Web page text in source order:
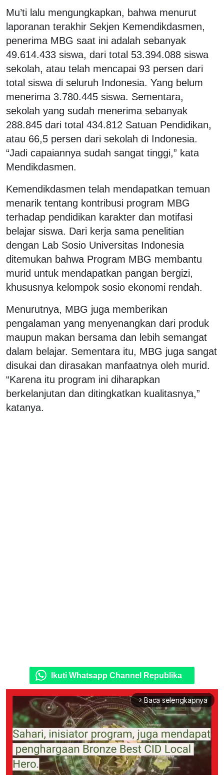
Mu’ti lalu mengungkapkan, bahwa menurut
laporanan terakhir Sekjen Kemendikdasmen,
penerima MBG saat ini adalah sebanyak
49.614.433 siswa, dari total 53.394.088 siswa
sekolah, atau telah mencapai 93 persen dari
total siswa di seluruh Indonesia. Yang belum
menerima 3.780.445 siswa. Sementara,
sekolah yang sudah menerima sebanyak
288.845 dari total 434.812 Satuan Pendidikan,
atau 66,5 persen dari sekolah di Indonesia.
“Jadi capaiannya sudah sangat tinggi,” kata
Mendikdasmen.
Kemendikdasmen telah mendapatkan temuan
menarik tentang kontribusi program MBG
terhadap pendidikan karakter dan motifasi
belajar siswa. Dari kerja sama penelitian
dengan Lab Sosio Universitas Indonesia
ditemukan bahwa Program MBG membantu
murid untuk mendapatkan pangan bergizi,
khususnya kelompok sosio ekonomi rendah.
Menurutnya, MBG juga memberikan
pengalaman yang menyenangkan dari produk
maupun makan bersama dan lebih semangat
dalam belajar. Sementara itu, MBG juga sangat
disukai dan dirasakan manfaatnya oleh murid.
“Karena itu program ini diharapkan
berkelanjutan dan ditingkatkan kualitasnya,”
katanya.
Ikuti Whatsapp Channel Republika
arrow_forward_ios Baca selengkapnya